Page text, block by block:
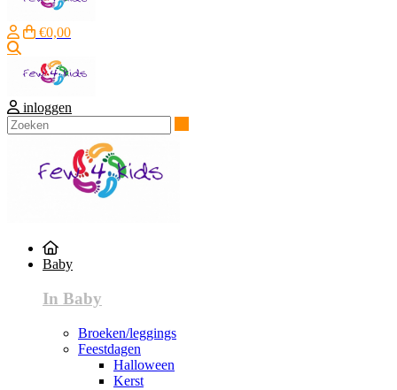
€0,00
inloggen
Baby
In Baby
Broeken/leggings
Feestdagen
Halloween
Kerst